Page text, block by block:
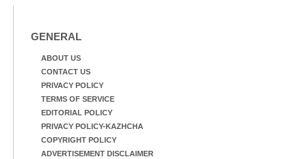
GENERAL
ABOUT US
CONTACT US
PRIVACY POLICY
TERMS OF SERVICE
EDITORIAL POLICY
PRIVACY POLICY-KAZHCHA
COPYRIGHT POLICY
ADVERTISEMENT DISCLAIMER